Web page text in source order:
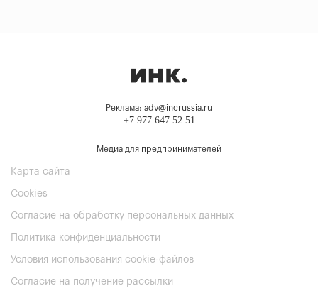
Реклама: adv@incrussia.ru
+7 977 647 52 51
Медиа для предпринимателей
Карта сайта
Cookies
Согласие на обработку персональных данных
Политика конфиденциальности
Условия использования cookie-файлов
Согласие на получение рассылки